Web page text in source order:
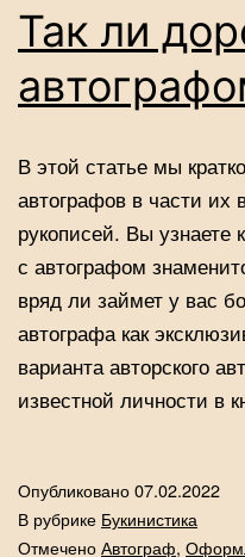
Так ли
В этой статье мы
автографов в части их
рукописей. Вы узнаете
с автографом
вряд ли займет у вас
автографа как
варианта авторского
известной личности в
Опубликовано07.02.2022
В рубрике Букинистика
ОтмеченоАвтограф,